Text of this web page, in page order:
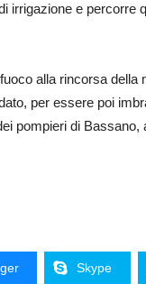
irrigazione e percorre
alla rincorsa della
per essere poi
pompieri di Bassano,
Skype